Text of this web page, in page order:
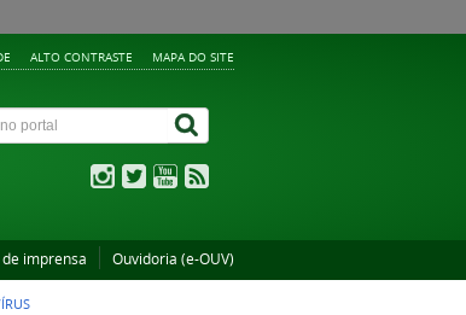
ALTO CONTRASTE MAPA DO SITE
imprensa Ouvidoria (e-OUV)